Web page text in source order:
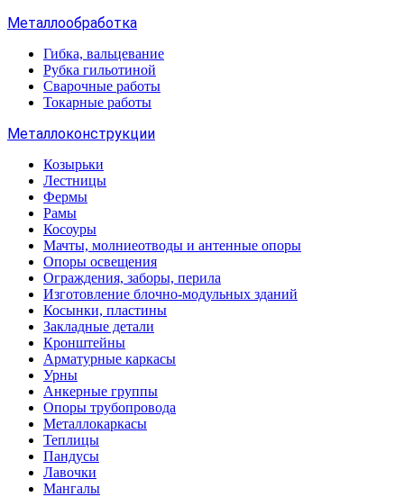
Металлообработка
Гибка, вальцевание
Рубка гильотиной
Сварочные работы
Токарные работы
Металлоконструкции
Козырьки
Лестницы
Фермы
Рамы
Косоуры
Мачты, молниеотводы и антенные опоры
Опоры освещения
Ограждения, заборы, перила
Изготовление блочно-модульных зданий
Косынки, пластины
Закладные детали
Кронштейны
Арматурные каркасы
Урны
Анкерные группы
Опоры трубопровода
Металлокаркасы
Теплицы
Пандусы
Лавочки
Мангалы